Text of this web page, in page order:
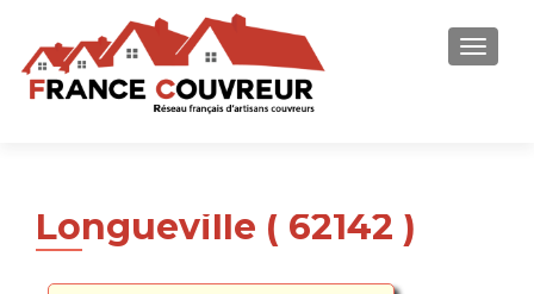
Longueville ( 62142 )